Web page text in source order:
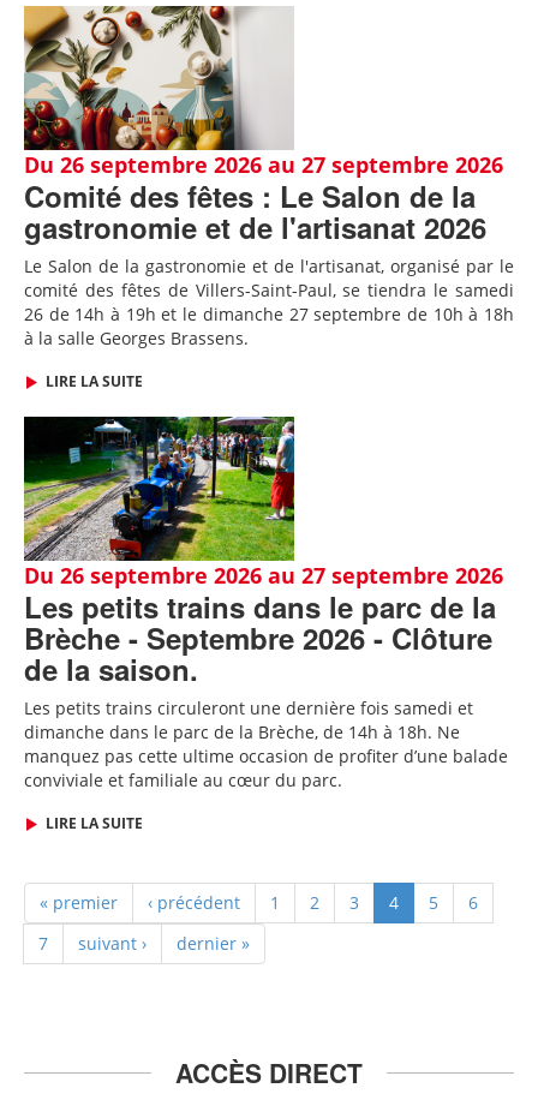
Du 26 septembre 2026 au 27 septembre 2026
Comité des fêtes : Le Salon de la
gastronomie et de l'artisanat 2026
Le Salon de la gastronomie et de l'artisanat, organisé par le
comité des fêtes de Villers-Saint-Paul, se tiendra le samedi
26 de 14h à 19h et le dimanche 27 septembre de 10h à 18h
à la salle Georges Brassens.
LIRE LA SUITE
Du 26 septembre 2026 au 27 septembre 2026
Les petits trains dans le parc de la
Brèche - Septembre 2026 - Clôture
de la saison.
Les petits trains circuleront une dernière fois samedi et
dimanche dans le parc de la Brèche, de 14h à 18h. Ne
manquez pas cette ultime occasion de profiter d’une balade
conviviale et familiale au cœur du parc.
LIRE LA SUITE
« premier ‹ précédent 1 2 3 4 5
6
7
suivant › dernier »
ACCÈS DIRECT